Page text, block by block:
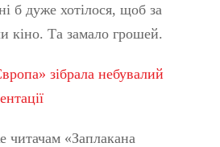
б дуже хотілося, щоб за
кіно. Та замало грошей.
читачам «Заплакана